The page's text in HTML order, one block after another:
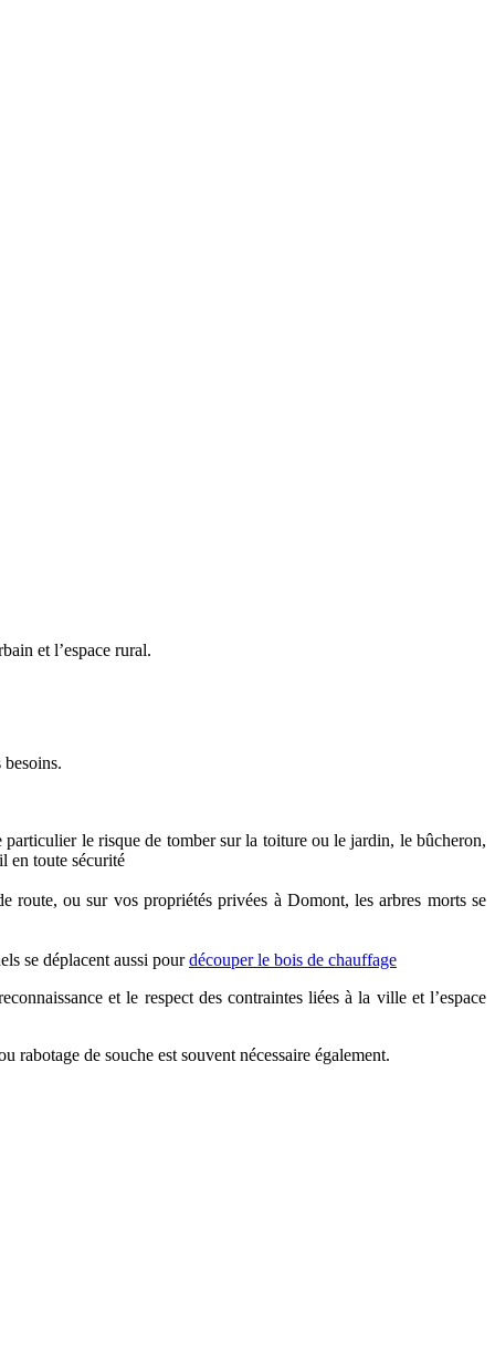
et l’espace rural.
le risque de tomber sur la toiture ou le jardin, le bûcheron,
en toute sécurité
route, ou sur vos propriétés privées à Domont, les arbres morts se
se déplacent aussi pourdécouper le bois de chauffage
et le respect des contraintes liées à la ville et l’espace
rabotage de souche est souvent nécessaire également.